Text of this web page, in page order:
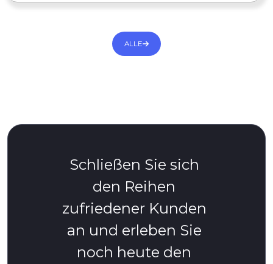
ALLE
Schließen Sie sich
den Reihen
zufriedener Kunden
an und erleben Sie
noch heute den